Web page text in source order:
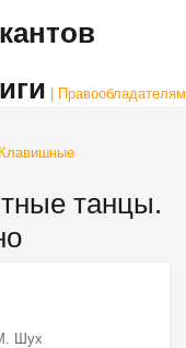
| Правообладателям
Клавишные
танцы.
Шух